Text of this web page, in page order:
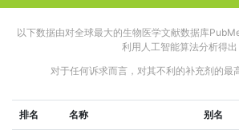
以下数据由对全球最大的生物医学文献数据库
利用人工智能算法分析得出
对于任何诉求而言，对其不利的补充剂的最
排名 名称 别名